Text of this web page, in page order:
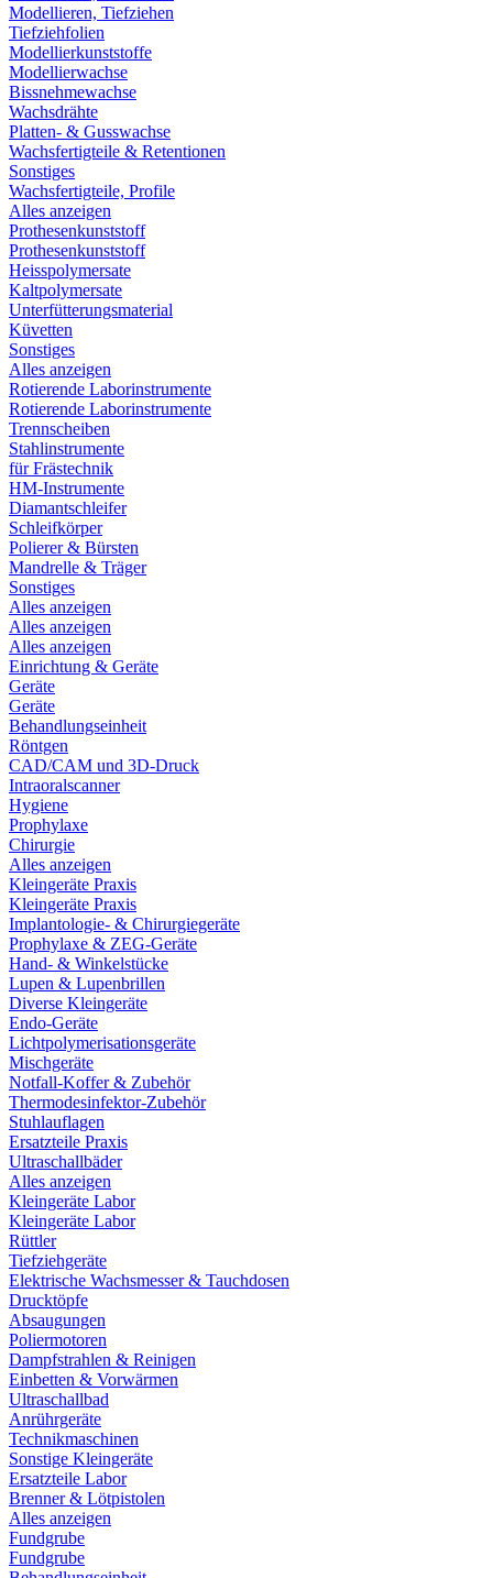
Modellieren, Tiefziehen
Tiefziehfolien
Modellierkunststoffe
Modellierwachse
Bissnehmewachse
Wachsdrähte
Platten- & Gusswachse
Wachsfertigteile & Retentionen
Sonstiges
Wachsfertigteile, Profile
Alles anzeigen
Prothesenkunststoff
Prothesenkunststoff
Heisspolymersate
Kaltpolymersate
Unterfütterungsmaterial
Küvetten
Sonstiges
Alles anzeigen
Rotierende Laborinstrumente
Rotierende Laborinstrumente
Trennscheiben
Stahlinstrumente
für Frästechnik
HM-Instrumente
Diamantschleifer
Schleifkörper
Polierer & Bürsten
Mandrelle & Träger
Sonstiges
Alles anzeigen
Alles anzeigen
Alles anzeigen
Einrichtung & Geräte
Geräte
Geräte
Behandlungseinheit
Röntgen
CAD/CAM und 3D-Druck
Intraoralscanner
Hygiene
Prophylaxe
Chirurgie
Alles anzeigen
Kleingeräte Praxis
Kleingeräte Praxis
Implantologie- & Chirurgiegeräte
Prophylaxe & ZEG-Geräte
Hand- & Winkelstücke
Lupen & Lupenbrillen
Diverse Kleingeräte
Endo-Geräte
Lichtpolymerisationsgeräte
Mischgeräte
Notfall-Koffer & Zubehör
Thermodesinfektor-Zubehör
Stuhlauflagen
Ersatzteile Praxis
Ultraschallbäder
Alles anzeigen
Kleingeräte Labor
Kleingeräte Labor
Rüttler
Tiefziehgeräte
Elektrische Wachsmesser & Tauchdosen
Drucktöpfe
Absaugungen
Poliermotoren
Dampfstrahlen & Reinigen
Einbetten & Vorwärmen
Ultraschallbad
Anrührgeräte
Technikmaschinen
Sonstige Kleingeräte
Ersatzteile Labor
Brenner & Lötpistolen
Alles anzeigen
Fundgrube
Fundgrube